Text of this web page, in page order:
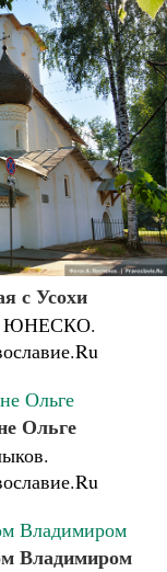
с Усохи
ЮНЕСКО.
Ольге
Владимиром